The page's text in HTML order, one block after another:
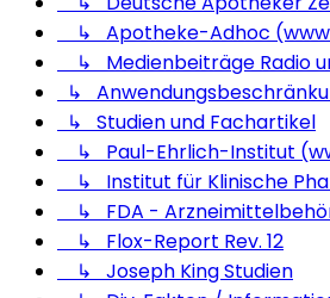
↳ Apotheke-Adhoc
↳ Medienbeiträge Radio
↳
↳ Studien und Fachartikel
↳ Paul-Ehrlich-Institut
↳ Institut für Klinische
↳ FDA -
↳ Flox-Report Rev. 12
↳ Joseph King Studien